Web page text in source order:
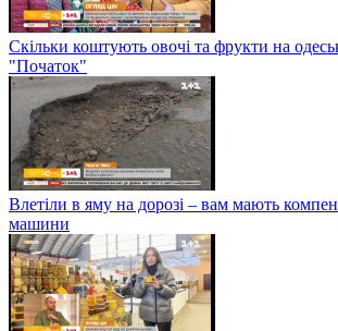
Скільки коштують овочі та фрукти на
"Початок"
Влетіли в яму на дорозі – вам мають
машини